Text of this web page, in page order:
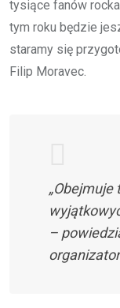
tysiące fanów
tym roku będzie
staramy się
Filip Moravec.
„Obejmuje
–